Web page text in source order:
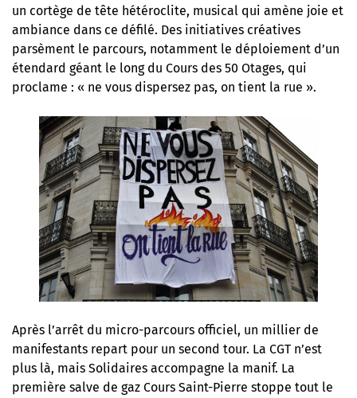
un cortège de tête hétéroclite, musical qui amène joie et
ambiance dans ce défilé. Des initiatives créatives
parsèment le parcours, notamment le déploiement d’un
étendard géant le long du Cours des 50 Otages, qui
proclame : « ne vous dispersez pas, on tient la rue ».
Après l’arrêt du micro-parcours officiel, un millier de
manifestants repart pour un second tour. La CGT n’est
plus là, mais Solidaires accompagne la manif. La
première salve de gaz Cours Saint-Pierre stoppe tout le